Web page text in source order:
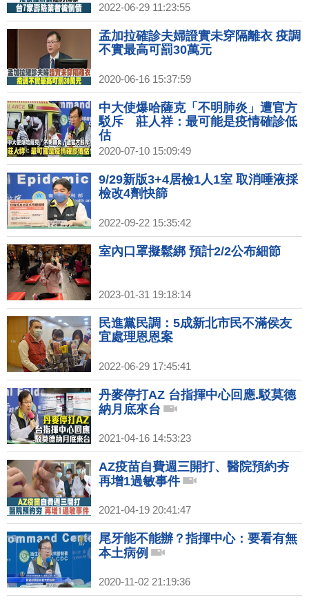
2022-06-29 11:23:55
孟加拉確診夫婦證實未穿隔離衣 疫調
不實最高可罰30萬元
2020-06-16 15:37:59
中大使爆哈薩克「不明肺炎」遭官方
駁斥 莊人祥：最可能是疫情確診低
估
2020-07-10 15:09:49
9/29新版3+4居檢1人1室 取消唾液採
檢改4劑快篩
2022-09-22 15:35:42
室內口罩擬鬆綁 預計2/2公布細節
2023-01-31 19:18:14
民進黨民調：5成新北市民不滿侯友
宜處理恩恩案
2022-06-29 17:45:41
丹麥停打AZ 台指揮中心回應.駁莫德
納月底來台
2021-04-16 14:53:23
AZ疫苗自費週三開打、醫院預約夯
再增1過敏事件
2021-04-19 20:41:47
尾牙能不能辦？指揮中心：要看有無
本土病例
2020-11-02 21:19:36